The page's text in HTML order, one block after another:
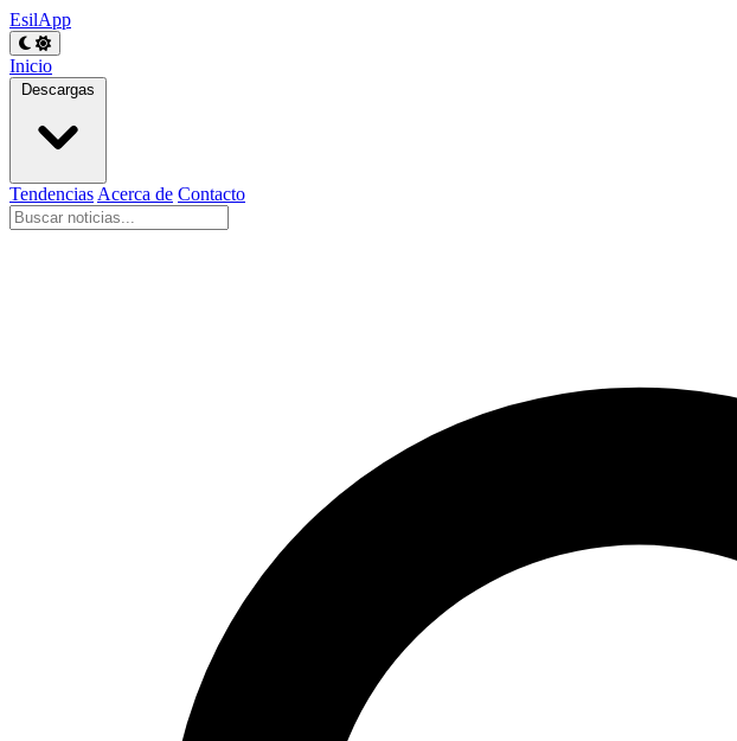
EsilApp
Inicio
Descargas
Tendencias Acerca de Contacto